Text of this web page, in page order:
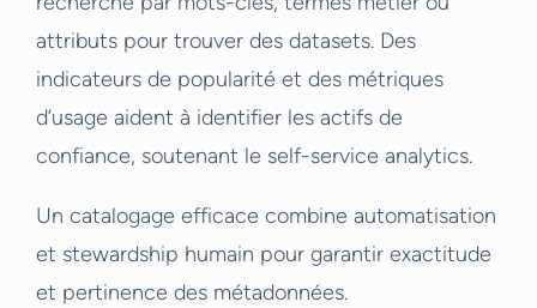
attributs pour trouver des datasets. Des
indicateurs de popularité et des métriques
d’usage aident à identifier les actifs de
confiance, soutenant le self-service analytics.
Un catalogage efficace combine automatisation
et stewardship humain pour garantir exactitude
et pertinence des métadonnées.